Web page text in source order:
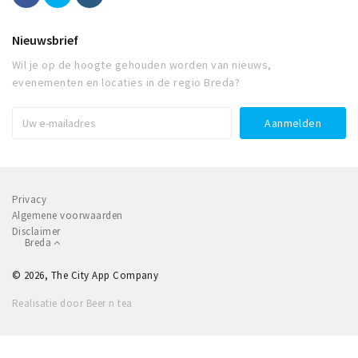
Nieuwsbrief
Wil je op de hoogte gehouden worden van nieuws,
evenementen en locaties in de regio Breda?
Privacy
Algemene voorwaarden
Disclaimer
Breda
© 2026, The City App Company
Realisatie door Beer n tea